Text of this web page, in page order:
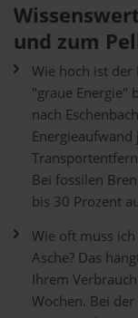
und zum
Wie hoch ist der
"graue Energie"
nach
Bei fossilen
bis 30 Prozent
Wie oft muss
Asche? Das
Ihrem
Wochen. Bei